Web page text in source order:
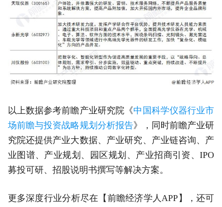
以上数据参考前瞻产业研究院《中国科学仪器行业市
场前瞻与投资战略规划分析报告》，同时前瞻产业研
究院还提供产业大数据、产业研究、产业链咨询、产
业图谱、产业规划、园区规划、产业招商引资、IPO
募投可研、招股说明书撰写等解决方案。
更多深度行业分析尽在【前瞻经济学人APP】，还可